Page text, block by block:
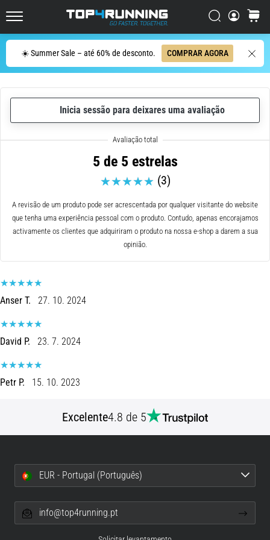
☀️ Summer Sale – até 60% de desconto. COMPRAR AGORA
Procurar
cesto
Procurar
corrida
maior
amortecimento?
Descubra
ténis
amortecimento
8 minutos lendo
Causas
comuns
dor
no
joelho
durante
e
após
corrida
no
afetar
todos
os
corredores
pelo
Inicia sessão para deixares uma avaliação
5 de 5 estrelas
(3)
A revisão de um produto pode ser acrescentada por qualquer visitante do website
que tenha uma experiência pessoal com o produto. Contudo, apenas encorajamos
activamente os clientes que adquiriram o produto na nossa e-shop a darem a sua
opinião.
Anser T. 27. 10. 2024
David P. 23. 7. 2024
Petr P. 15. 10. 2023
Excelente4.8 de 5
EUR - Portugal (Português)
info@top4running.pt